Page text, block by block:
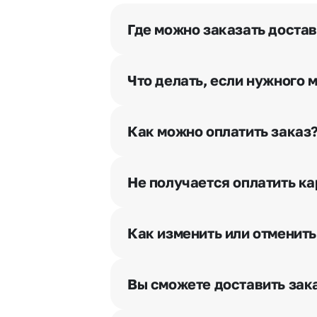
Где можно заказать
Что делать, если нужного
Как можно оплатить
Наличными.
Банковскими картами Visa,
Через Yandex Pay, UnionPay,
Не получается оплатить
Как изменить или
Вы сможете доставить